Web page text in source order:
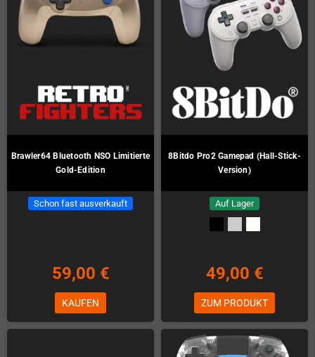
Brawler64 Bluetooth NSO Limitierte
Gold-Edition
Schon fast ausverkauft
59,00 €
KAUFEN
8Bitdo Pro2 Gamepad (Hall-Stick-
Version)
Auf Lager
49,00 €
ZUM PRODUKT